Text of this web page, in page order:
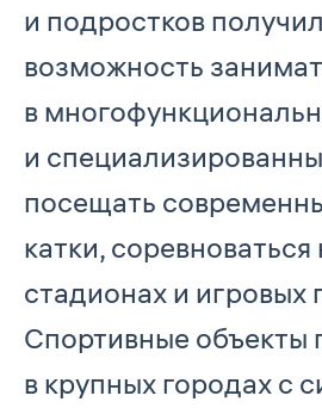
и подростков
возможность
в
и
посещать
катки,
стадионах и игровых
Спортивные объекты
в крупных городах с